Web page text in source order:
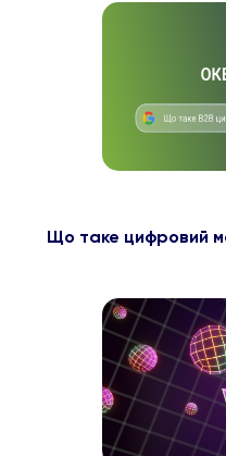
Що таке цифровий